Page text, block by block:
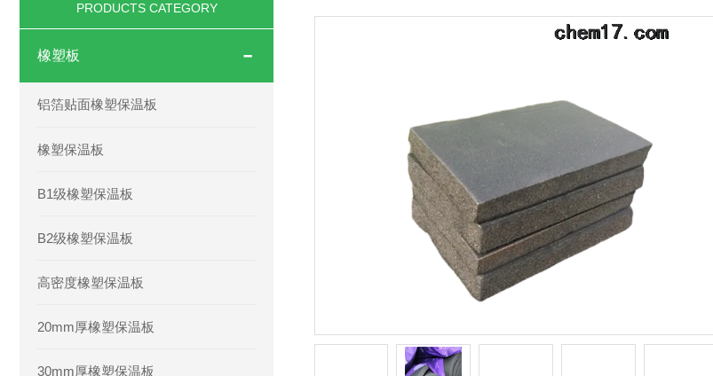
PRODUCTS CATEGORY
橡塑板
铝箔贴面橡塑保温板
橡塑保温板
B1级橡塑保温板
B2级橡塑保温板
高密度橡塑保温板
20mm厚橡塑保温板
30mm厚橡塑保温板